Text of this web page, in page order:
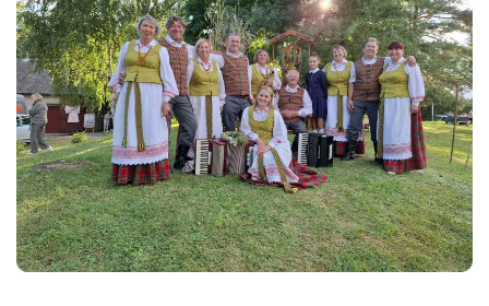
Mišrus vokalinis instrumentinis ansamblis PRIE
NEVĖŽIO
Lančiūnavos moterų vokalinis ansamblis SVAJA
Šokių studija ELARA
Liaudiškos muzikos kapela BARUPĖ
Folkloro ansamblis RADASTA